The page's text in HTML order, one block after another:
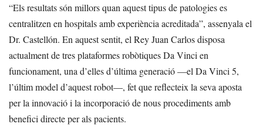
“Els resultats són millors quan aquest tipus de patologies es
centralitzen en hospitals amb experiència acreditada”, assenyala el
Dr. Castellón. En aquest sentit, el Rey Juan Carlos disposa
actualment de tres plataformes robòtiques Da Vinci en
funcionament, una d’elles d’última generació —el Da Vinci 5,
l’últim model d’aquest robot—, fet que reflecteix la seva aposta
per la innovació i la incorporació de nous procediments amb
benefici directe per als pacients.